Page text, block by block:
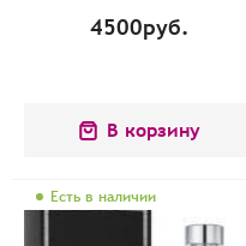
4500руб.
В корзину
Есть в наличии